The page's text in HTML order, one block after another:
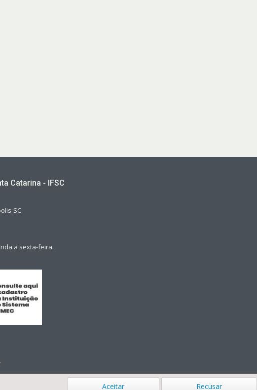
Catarina - IFSC
SC
a sexta-feira.
Aceitar Recusar